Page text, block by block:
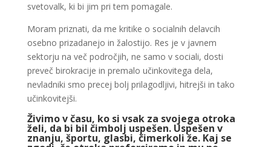
svetovalk, ki bi jim pri tem pomagale.
Moram priznati, da me kritike o socialnih delavcih
osebno prizadanejo in žalostijo. Res je v javnem
sektorju na več področjih, ne samo v sociali, dosti
preveč birokracije in premalo učinkovitega dela,
nevladniki smo precej bolj prilagodljivi, hitrejši in tako
učinkovitejši.
Živimo v času, ko si vsak za svojega otroka
želi, da bi bil čimbolj uspešen. Uspešen v
znanju, športu, glasbi, čimerkoli že. Kaj se